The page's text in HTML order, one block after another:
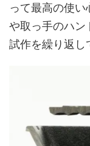
って最高の使
や取っ手のハン
試作を繰り返し